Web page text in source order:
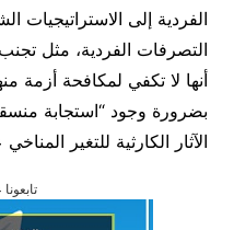
الفردية إلى الاستراتيجيات
التصرفات الفردية، مثل
أنها لا تكفي لمكافحة أزمة
بضرورة وجود “استجابة
الآثار الكارثية للتغير